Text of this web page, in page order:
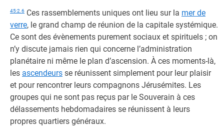
45:2.6 Ces rassemblements uniques ont lieu sur la mer de
verre, le grand champ de réunion de la capitale systémique.
Ce sont des évènements purement sociaux et spirituels ; on
n’y discute jamais rien qui concerne l’administration
planétaire ni même le plan d’ascension. À ces moments-là,
les ascendeurs se réunissent simplement pour leur plaisir
et pour rencontrer leurs compagnons Jérusémites. Les
groupes qui ne sont pas reçus par le Souverain à ces
délassements hebdomadaires se réunissent à leurs
propres quartiers généraux.